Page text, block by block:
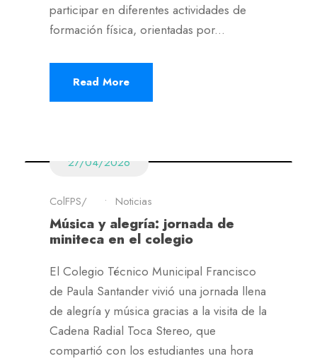
participar en diferentes actividades de
formación física, orientadas por...
Read More
27/04/2026
ColFPS • Noticias
Música y alegría: jornada de
miniteca en el colegio
El Colegio Técnico Municipal Francisco
de Paula Santander vivió una jornada llena
de alegría y música gracias a la visita de la
Cadena Radial Toca Stereo, que
compartió con los estudiantes una hora